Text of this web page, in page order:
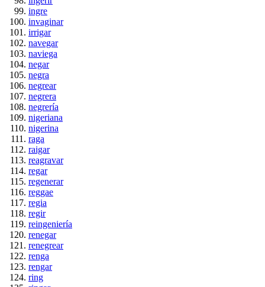
ingre
invaginar
irrigar
navegar
naviega
negar
negra
negrear
negrera
negrería
nigeriana
nigerina
raga
raigar
reagravar
regar
regenerar
reggae
regia
regir
reingeniería
renegar
renegrear
renga
rengar
ring